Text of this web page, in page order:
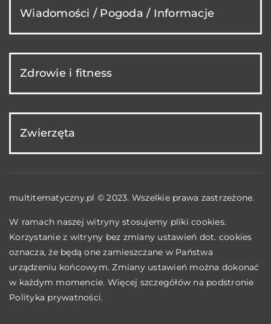
Wiadomości / Pogoda / Informacje
Zdrowie i fitness
Zwierzęta
multitematyczny.pl © 2023. Wszelkie prawa zastrzeżone.
W ramach naszej witryny stosujemy pliki cookies.
Korzystanie z witryny bez zmiany ustawień dot. cookies
oznacza, że będą one zamieszczane w Państwa
urządzeniu końcowym. Zmiany ustawień można dokonać
w każdym momencie. Więcej szczegółów na podstronie
Polityka prywatności.